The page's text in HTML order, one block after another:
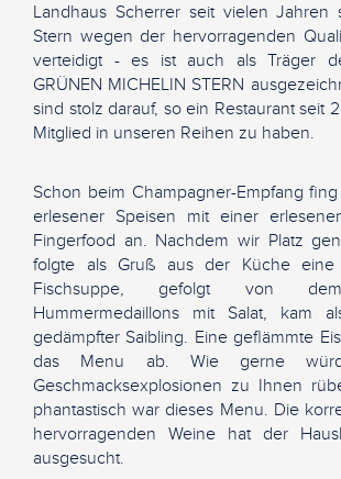
Landhaus Scherrer seit vielen Jahren
Stern wegen der hervorragenden
verteidigt - es ist auch als Träger
GRÜNEN MICHELIN STERN
sind stolz darauf, so ein Restaurant seit
Mitglied in unseren Reihen zu haben.
Schon beim Champagner-Empfang
erlesener Speisen mit einer
Fingerfood an. Nachdem wir Platz
folgte als Gruß aus der Küche eine
Fischsuppe, gefolgt von
Hummermedaillons mit Salat, kam
gedämpfter Saibling. Eine geflämmte
das Menu ab. Wie gerne
Geschmacksexplosionen zu Ihnen
phantastisch war dieses Menu. Die
hervorragenden Weine hat der
ausgesucht.